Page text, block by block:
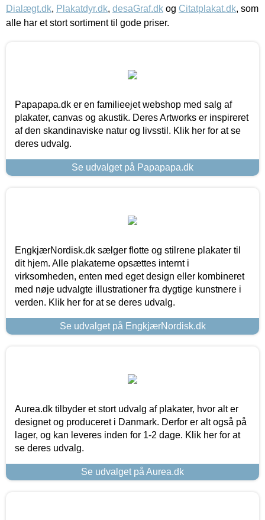
Dialægt.dk, Plakatdyr.dk, desaGraf.dk og Citatplakat.dk, som
alle har et stort sortiment til gode priser.
Papapapa.dk er en familieejet webshop med salg af
plakater, canvas og akustik. Deres Artworks er inspireret
af den skandinaviske natur og livsstil. Klik her for at se
deres udvalg.
Se udvalget på Papapapa.dk
EngkjærNordisk.dk sælger flotte og stilrene plakater til
dit hjem. Alle plakaterne opsættes internt i
virksomheden, enten med eget design eller kombineret
med nøje udvalgte illustrationer fra dygtige kunstnere i
verden. Klik her for at se deres udvalg.
Se udvalget på EngkjærNordisk.dk
Aurea.dk tilbyder et stort udvalg af plakater, hvor alt er
designet og produceret i Danmark. Derfor er alt også på
lager, og kan leveres inden for 1-2 dage. Klik her for at
se deres udvalg.
Se udvalget på Aurea.dk